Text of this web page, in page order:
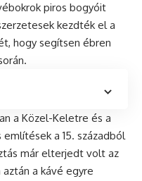
piros bogyóit
kezdték el a
hogy segítsen ébren
a Közel-Keletre és a
a 15. századból
már elterjedt volt az
a kávé egyre